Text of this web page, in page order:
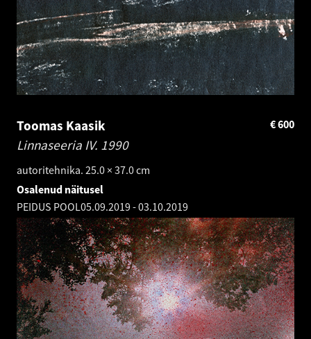
Toomas Kaasik
Linnaseeria IV. 1990
autoritehnika. 25.0 × 37.0 cm
600
€
Osalenud näitusel
PEIDUS POOL05.09.2019-03.10.2019